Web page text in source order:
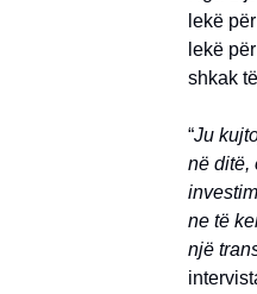
lekë
lekë
shkak
“Ju
në ditë,
ne të
një